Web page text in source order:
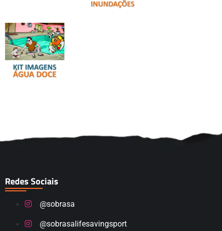
Redes Sociais
@sobrasa
@sobrasalifesavingsport